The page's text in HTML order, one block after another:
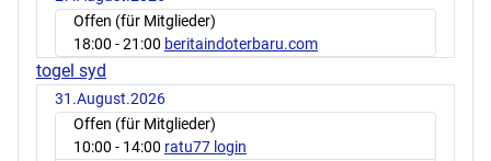
Offen (für Mitglieder)
18:00 - 21:00 beritaindoterbaru.com
togel syd
31.August.2026
Offen (für Mitglieder)
10:00 - 14:00 ratu77 login